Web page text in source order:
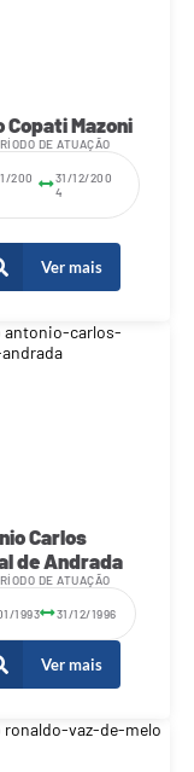
Copati Mazoni
DE ATUAÇÃO
200
31/12/200
4
Ver mais
Carlos
de Andrada
DE ATUAÇÃO
1993 31/12/1996
Ver mais